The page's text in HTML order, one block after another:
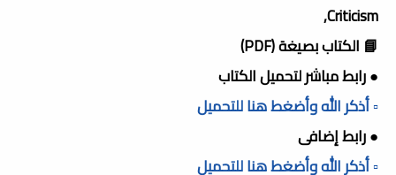
Criticism,
📘 الكتاب بصيغة (PDF)
● رابط مباشر لتحميل الكتاب
▫️ أذكر الله وأضغط هنا للتحميل
● رابط إضافى
▫️ أذكر الله وأضغط هنا للتحميل